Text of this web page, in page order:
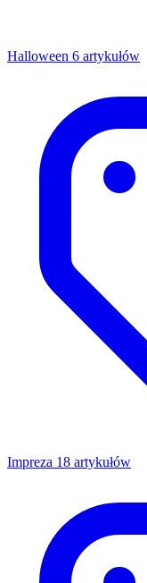
Halloween 6 artykułów
Impreza 18 artykułów